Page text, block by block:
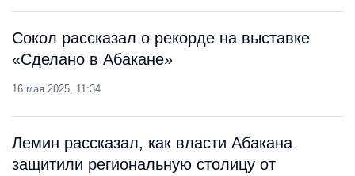
Сокол рассказал о рекорде на выставке
«Сделано в Абакане»
16 мая 2025, 11:34
Лемин рассказал, как власти Абакана
защитили региональную столицу от